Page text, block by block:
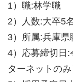
1）職:林学職
2）人数:大卒5
3）所属:兵庫県
4）応募締切日:
ターネットのみ